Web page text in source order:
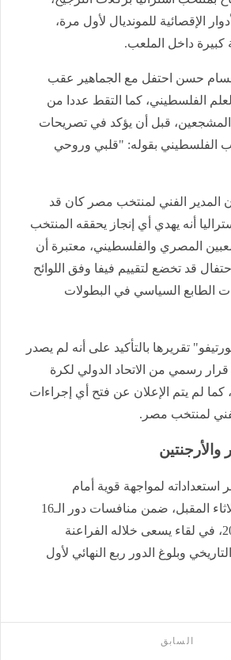
الإقصائية للمونديال لأول مرة،
كبيرة داخل الملعب.
حسن احتفل مع الجماهير عقب
الفلسطيني، كما التقط عددا من
المشجعين، قبل أن يؤكد في تصريحات
الفلسطيني بقوله: "قلبي وروحي
المدير الفني لمنتخب مصر كان قد
أنه يهدي أي إنجاز يحققه المنتخب
المصري والفلسطيني، معتبرة أن
قد تخضع لتقييم فيفا وفق اللوائح
الطابع السياسي في البطولات
تقريرها بالتأكيد على أنه لم يصدر
قرار رسمي من الاتحاد الدولي لكرة
كما لم يتم الإعلان عن فتح أي إجراءات
لمنتخب مصر.
لمواجهة قوية أمام
الأرجنتين، مساء الثلاثاء المقبل، ضمن منافسات دور الـ16
من كأس العالم 2026، في لقاء يسعى خلاله الفراعنة
وبلوغ الدور ربع النهائي لأول
السابق